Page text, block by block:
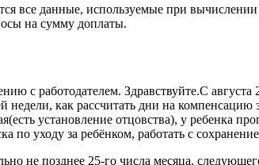
все данные, используемые при
на сумму доплаты.
с работодателем. Здравствуйте.С
недели, как рассчитать дни на
установление отцовства), у ребенка
по уходу за ребёнком, работать с
не позднее 25-го числа месяца,